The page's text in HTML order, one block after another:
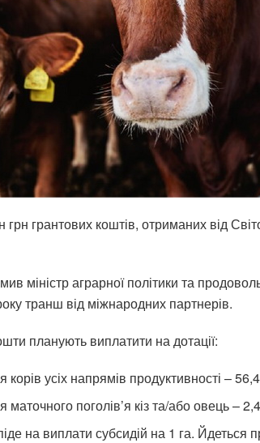
грантових коштів, отриманих від
міністр аграрної політики та
транш від міжнародних партнерів.
планують виплатити на дотації:
корів усіх напрямів продуктивності –
маточного поголів’я кіз та/або овець –
на виплати субсидій на 1 га. Йдеться